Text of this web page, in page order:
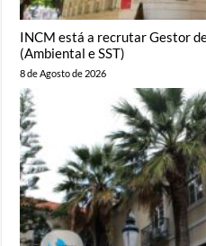
INCM está a recrutar Gestor
(Ambiental e SST)
8 de Agosto de 2026